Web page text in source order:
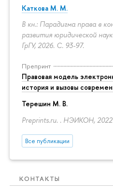
Каткова М. М.
В кн.: Парадигма права в
развития юридической
ГрГУ, 2026. С. 93-97.
Препринт
Правовая модель
история и вызовы
Терешин М. В.
Preprints.ru. . НЭИКОН, 2022
Все публикации
КОНТАКТЫ